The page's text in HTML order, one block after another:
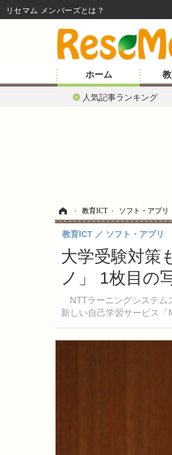
ホーム
人気記事ランキング
› 教育ICT › ソフト・アプリ
大学受験対策
ノ」 1枚目の
NTTラーニングシステム
新しい自己学習サービス「
教育ICT ソフト・アプリ
リセマム メンバーズ